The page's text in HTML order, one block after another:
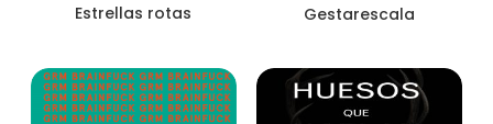
Estrellas rotas Gestarescala